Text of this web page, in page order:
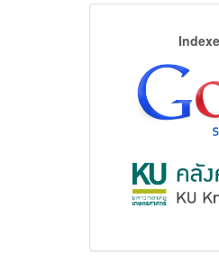
ฐาน
ข้อมูล